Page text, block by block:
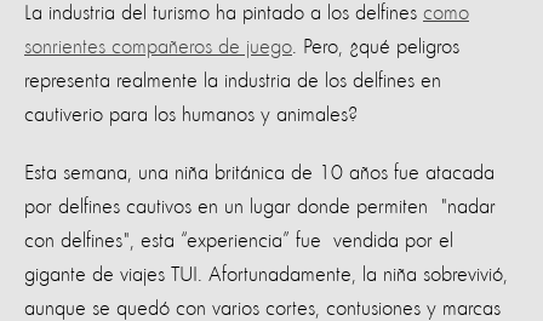
La industria del turismo ha pintado a los delfines como
sonrientes compañeros de juego . Pero, ¿qué peligros
representa realmente la industria de los delfines en
cautiverio para los humanos y animales?
Esta semana, una niña británica de 10 años fue atacada
por delfines cautivos en un lugar donde permiten "nadar
con delfines", esta “experiencia” fue vendida por el
gigante de viajes TUI. Afortunadamente, la niña sobrevivió,
aunque se quedó con varios cortes, contusiones y marcas